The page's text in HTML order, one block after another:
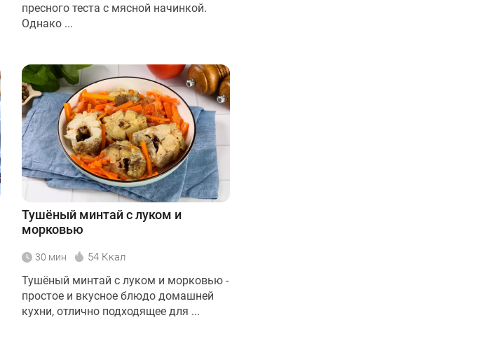
пресного теста с мясной начинкой.
Однако ...
Тушёный минтай с луком и
морковью
30 мин 54 Ккал
Тушёный минтай с луком и морковью -
простое и вкусное блюдо домашней
кухни, отлично подходящее для ...